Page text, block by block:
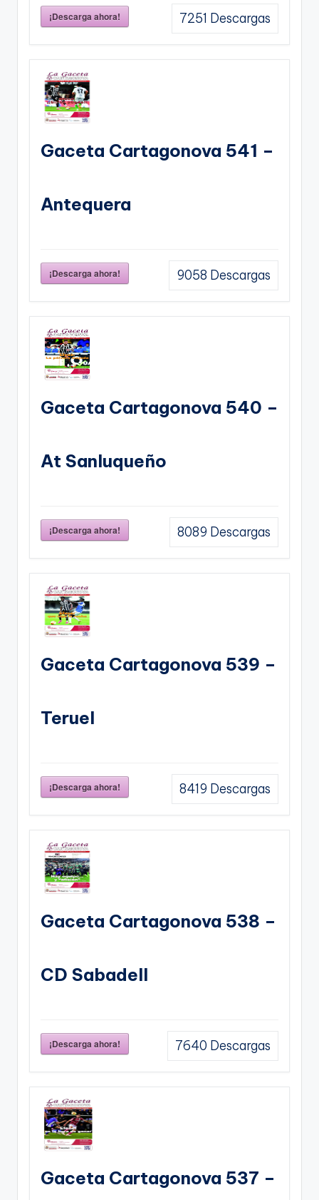
¡Descarga ahora! 7251 Descargas
Gaceta Cartagonova 541 –
Antequera
¡Descarga ahora! 9058 Descargas
Gaceta Cartagonova 540 –
At Sanluqueño
¡Descarga ahora! 8089 Descargas
Gaceta Cartagonova 539 –
Teruel
¡Descarga ahora! 8419 Descargas
Gaceta Cartagonova 538 –
CD Sabadell
¡Descarga ahora! 7640 Descargas
Gaceta Cartagonova 537 –